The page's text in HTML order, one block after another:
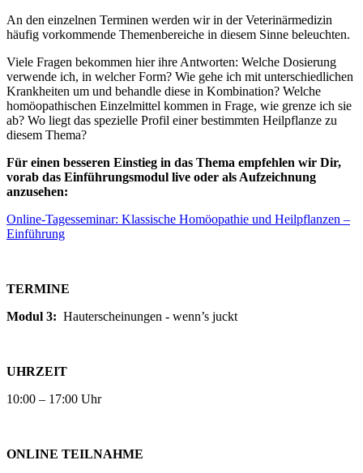
An den einzelnen Terminen werden wir in der Veterinärmedizin
häufig vorkommende Themenbereiche in diesem Sinne beleuchten.
Viele Fragen bekommen hier ihre Antworten: Welche Dosierung
verwende ich, in welcher Form? Wie gehe ich mit unterschiedlichen
Krankheiten um und behandle diese in Kombination? Welche
homöopathischen Einzelmittel kommen in Frage, wie grenze ich sie
ab? Wo liegt das spezielle Profil einer bestimmten Heilpflanze zu
diesem Thema?
Für einen besseren Einstieg in das Thema empfehlen wir Dir,
vorab das Einführungsmodul live oder als Aufzeichnung
anzusehen:
Online-Tagesseminar: Klassische Homöopathie und Heilpflanzen –
Einführung
TERMINE
Modul 3: Hauterscheinungen - wenn’s juckt
UHRZEIT
10:00 – 17:00 Uhr
ONLINE TEILNAHME